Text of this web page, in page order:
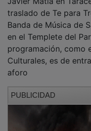
traslado de Te para
Banda de Música de
en el Templete del
programación, como
Culturales, es de
aforo